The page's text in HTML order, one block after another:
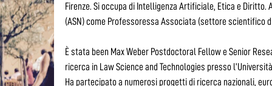
Firenze. Si occupa di Intelligenza Artificiale, Etica e
(ASN) come Professoressa Associata (settore scientifico
È stata been Max Weber Postdoctoral Fellow e Senior
ricerca in Law Science and Technologies presso
Ha partecipato a numerosi progetti di ricerca nazionali,